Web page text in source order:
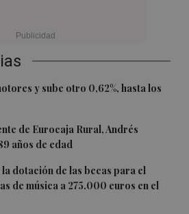
y sube otro 0,62%, hasta los
de Eurocaja Rural, Andrés
años de edad
dotación de las becas para el
de música a 275.000 euros en el